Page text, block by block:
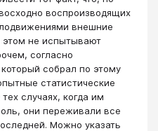
воспроизводящих
внешние
этом не испытывают
согласно
собрал по этому
статистические
случаях, когда им
они переживали все
Можно указать